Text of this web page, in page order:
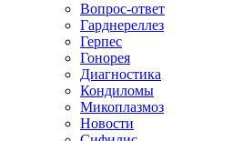
Вопрос-ответ
Гарднереллез
Герпес
Гонорея
Диагностика
Кондиломы
Микоплазмоз
Новости